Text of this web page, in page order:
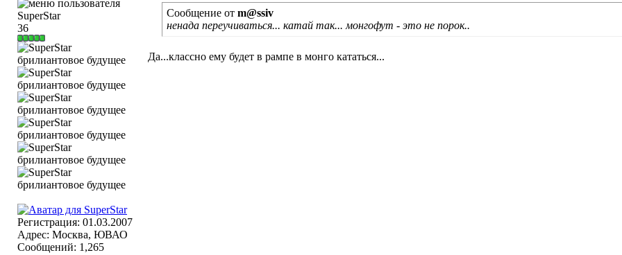
36
Регистрация: 01.03.2007
Адрес: Москва, ЮВАО
Сообщений: 1,265
Сообщение от m@ssiv
ненада переучиваться... катай так... монгофут - это не порок..
Да...классно ему будет в рампе в монго кататься...